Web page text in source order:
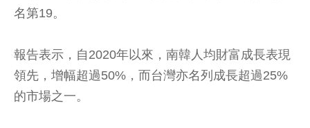
名第19。
報告表示，自2020年以來，南韓人均財富成長表現
領先，增幅超過50%，而台灣亦名列成長超過25%
的市場之一。